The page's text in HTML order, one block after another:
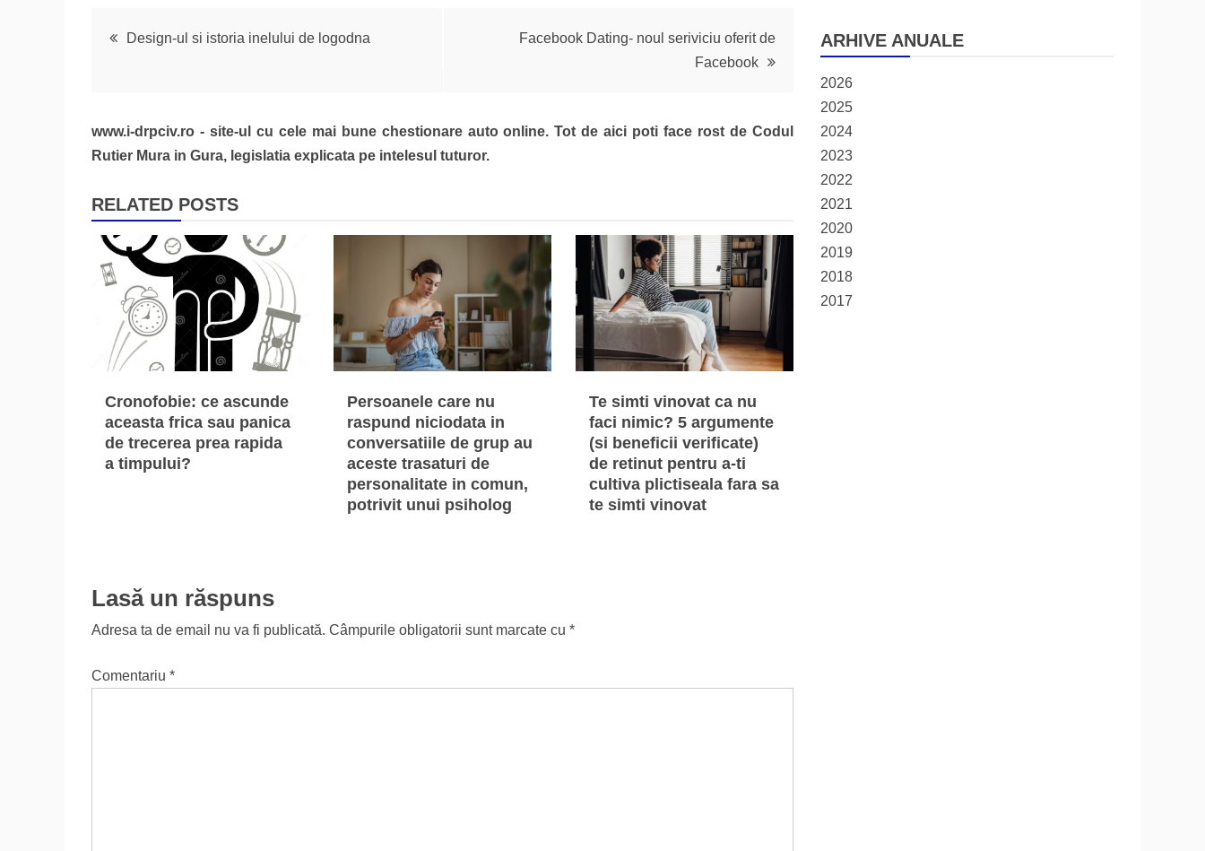
Navigare
articole
Design-ul si istoria inelului de logodna
Facebook Dating- noul seriviciu oferit de
Facebook
www.i-drpciv.ro - site-ul cu cele mai bune chestionare auto online. Tot de aici poti face rost de Codul
Rutier Mura in Gura, legislatia explicata pe intelesul tuturor.
RELATED POSTS
Cronofobie: ce ascunde
aceasta frica sau panica
de trecerea prea rapida
a timpului?
Persoanele care nu
raspund niciodata in
conversatiile de grup au
aceste trasaturi de
personalitate in comun,
potrivit unui psiholog
Te simti vinovat ca nu
faci nimic? 5 argumente
(si beneficii verificate)
de retinut pentru a-ti
cultiva plictiseala fara sa
te simti vinovat
Lasă un răspuns
Adresa ta de email nu va fi publicată. Câmpurile obligatorii sunt marcate cu *
Comentariu *
ARHIVE ANUALE
2026
2025
2024
2023
2022
2021
2020
2019
2018
2017